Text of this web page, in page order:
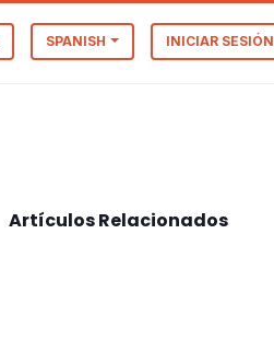
SPANISH INICIAR SESIÓN
Artículos Relacionados